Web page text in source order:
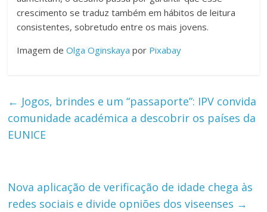
crescimento se traduz também em hábitos de leitura
consistentes, sobretudo entre os mais jovens.
Imagem deOlga Oginskaya por Pixabay
← Jogos, brindes e um “passaporte”: IPV convida
comunidade académica a descobrir os países da
EUNICE
Nova aplicação de verificação de idade chega às
redes sociais e divide opniões dos viseenses →